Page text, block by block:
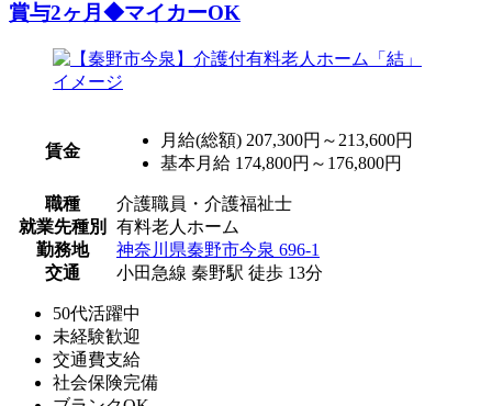
賞与2ヶ月◆マイカーOK
賃金
月給(総額) 207,300円～213,600円
基本月給 174,800円～176,800円
職種
介護職員・介護福祉士
就業先種別
有料老人ホーム
勤務地
神奈川県秦野市今泉 696-1
交通
小田急線 秦野駅 徒歩 13分
50代活躍中
未経験歓迎
交通費支給
社会保険完備